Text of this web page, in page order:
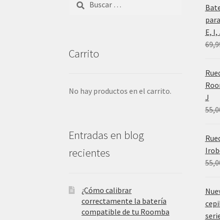
Carrito
No hay productos en el carrito.
Entradas en blog
recientes
¿Cómo calibrar
correctamente la batería
compatible de tu Roomba
E,
J